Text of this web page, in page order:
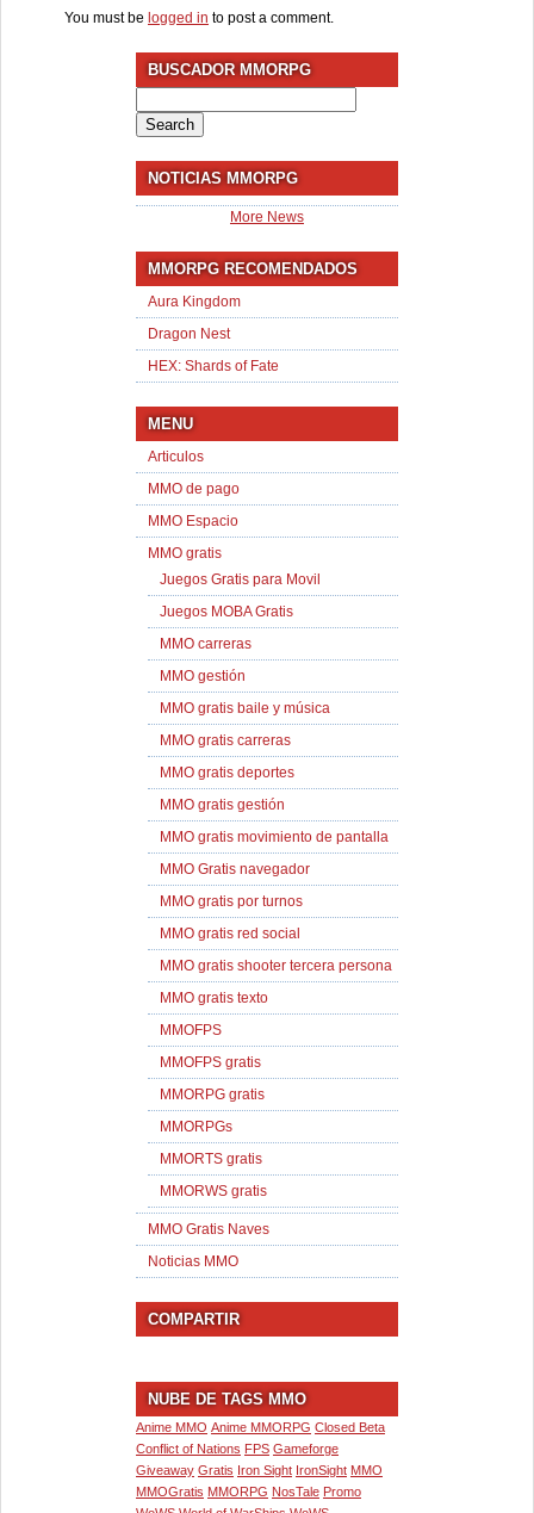
You must be logged in to post a comment.
BUSCADOR MMORPG
for:
NOTICIAS MMORPG
More News
MMORPG RECOMENDADOS
Aura Kingdom
Dragon Nest
HEX: Shards of Fate
MENU
Articulos
MMO de pago
MMO Espacio
MMO gratis
Juegos Gratis para Movil
Juegos MOBA Gratis
MMO carreras
MMO gestión
MMO gratis baile y música
MMO gratis carreras
MMO gratis deportes
MMO gratis gestión
MMO gratis movimiento de pantalla
MMO Gratis navegador
MMO gratis por turnos
MMO gratis red social
MMO gratis shooter tercera persona
MMO gratis texto
MMOFPS
MMOFPS gratis
MMORPG gratis
MMORPGs
MMORTS gratis
MMORWS gratis
MMO Gratis Naves
Noticias MMO
COMPARTIR
NUBE DE TAGS MMO
Anime MMO Anime MMORPG Closed Beta
Conflict of Nations FPS Gameforge
Giveaway Gratis Iron Sight IronSight MMO
MMOGratis MMORPG NosTale Promo